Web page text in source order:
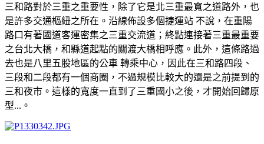
三和路對於三重之重要性，除了它是北三重最寬之道路外，也
是許多交通樞紐之所在。沿線佈設多個捷運站 不說，在重陽
路口有著國道客運密集之三重交流道；終點連接著三重最重要
之台北大橋，和縣道起點的關渡大橋相呼應。此外，這條路過
去也是八里五股地區的公車 轉乘中心，因此在三和路四段、
三段和二段都有一個商圈，不過規模比較大的還是之前提到的
三和夜市。這樣的寬度一直到了三重國小之後，才開始回歸原
型...。